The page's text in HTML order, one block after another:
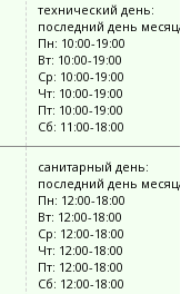
технический день:
последний день месяца
Пн: 10:00-19:00
Вт: 10:00-19:00
Ср: 10:00-19:00
Чт: 10:00-19:00
Пт: 10:00-19:00
Сб: 11:00-18:00
санитарный день:
последний день месяца
Пн: 12:00-18:00
Вт: 12:00-18:00
Ср: 12:00-18:00
Чт: 12:00-18:00
Пт: 12:00-18:00
Сб: 12:00-18:00